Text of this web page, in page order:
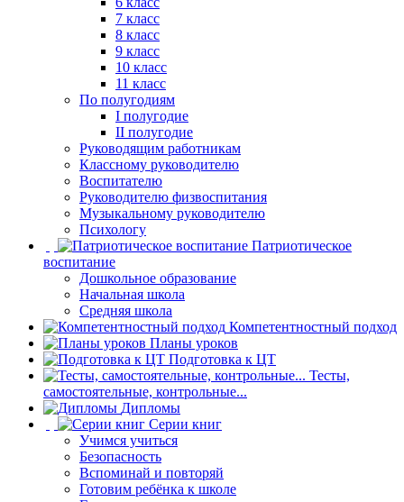
7 класс
8 класс
9 класс
10 класс
11 класс
По полугодиям
I полугодие
II полугодие
Руководящим работникам
Классному руководителю
Воспитателю
Руководителю физвоспитания
Музыкальному руководителю
Психологу
Патриотическое
воспитание
Дошкольное образование
Начальная школа
Средняя школа
Компетентностный подход
Планы уроков
Подготовка к ЦТ
Тесты,
самостоятельные, контрольные...
Дипломы
Серии книг
Учимся учиться
Безопасность
Вспоминай и повторяй
Готовим ребёнка к школе